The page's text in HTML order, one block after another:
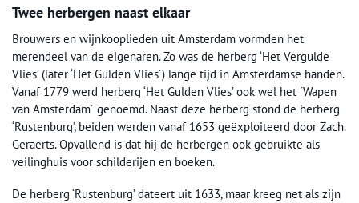
Twee herbergen naast elkaar
Brouwers en wijnkooplieden uit Amsterdam vormden het
merendeel van de eigenaren. Zo was de herberg ‘Het Vergulde
Vlies’ (later ‘Het Gulden Vlies´) lange tijd in Amsterdamse handen.
Vanaf 1779 werd herberg ‘Het Gulden Vlies’ ook wel het ´Wapen
van Amsterdam´ genoemd. Naast deze herberg stond de herberg
‘Rustenburg’, beiden werden vanaf 1653 geëxploiteerd door Zach.
Geraerts. Opvallend is dat hij de herbergen ook gebruikte als
veilinghuis voor schilderijen en boeken.
De herberg ‘Rustenburg’ dateert uit 1633, maar kreeg net als zijn